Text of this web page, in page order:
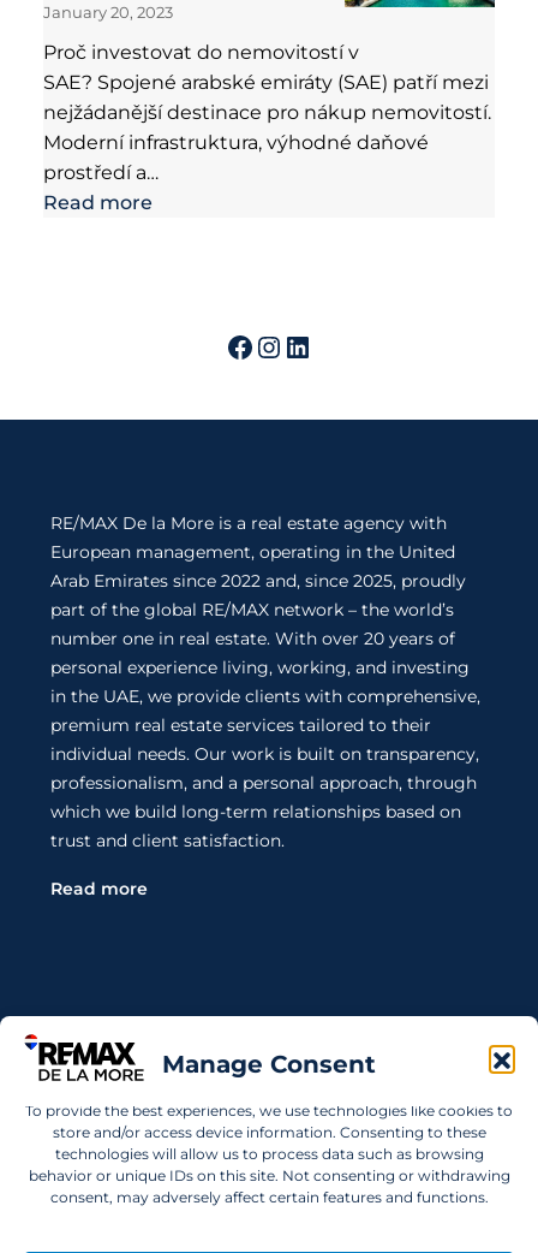
Manage Consent
To provide the best experiences, we use technologies like cookies to
store and/or access device information. Consenting to these
technologies will allow us to process data such as browsing
behavior or unique IDs on this site. Not consenting or withdrawing
consent, may adversely affect certain features and functions.
January 20, 2023
Proč investovat do nemovitostí v
SAE? Spojené arabské emiráty (SAE) patří mezi
nejžádanější destinace pro nákup nemovitostí.
Moderní infrastruktura, výhodné daňové
prostředí a…
Read more
RE/MAX De la More is a real estate agency with
European management, operating in the United
Arab Emirates since 2022 and, since 2025, proudly
part of the global RE/MAX network – the world’s
number one in real estate. With over 20 years of
personal experience living, working, and investing
in the UAE, we provide clients with comprehensive,
premium real estate services tailored to their
individual needs. Our work is built on transparency,
professionalism, and a personal approach, through
which we build long-term relationships based on
trust and client satisfaction.
Read more
Contact Us
know where to start? Get in touch.
info@remaxdelamore.com